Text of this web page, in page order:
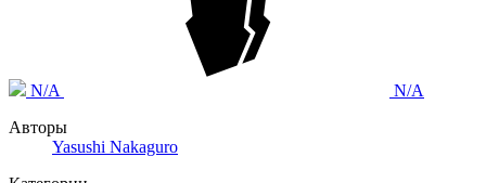
N/A
N/A
Авторы
Yasushi Nakaguro